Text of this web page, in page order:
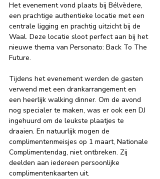
Het evenement vond plaats bij Bélvèdere,
een prachtige authentieke locatie met een
centrale ligging en prachtig uitzicht bij de
Waal. Deze locatie sloot perfect aan bij het
nieuwe thema van Personato: Back To The
Future.
Tijdens het evenement werden de gasten
verwend met een drankarrangement en
een heerlijk walking dinner. Om de avond
nog specialer te maken, was er ook een DJ
ingehuurd om de leukste plaatjes te
draaien. En natuurlijk mogen de
complimentenmeisjes op 1 maart, Nationale
Complimentendag, niet ontbreken. Zij
deelden aan iedereen persoonlijke
complimentenkaarten uit.